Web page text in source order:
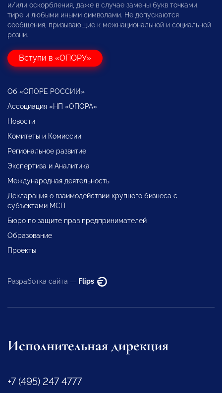
и/или оскорбления, даже в случае замены букв точками,
тире и любыми иными символами. Не допускаются
сообщения, призывающие к межнациональной и социальной
розни.
Вступи в «ОПОРУ»
Об «ОПОРЕ РОССИИ»
Ассоциация «НП «ОПОРА»
Новости
Комитеты и Комиссии
Региональное развитие
Экспертиза и Аналитика
Международная деятельность
Декларация о взаимодействии крупного бизнеса с
субъектами МСП
Бюро по защите прав предпринимателей
Образование
Проекты
Разработка сайта — Flips
Исполнительная дирекция
+7 (495) 247 4777